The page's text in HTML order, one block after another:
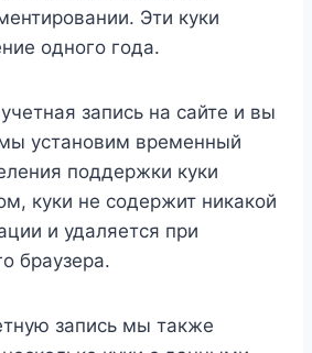
Эти куки
одного года.
запись на сайте и вы
установим временный
поддержки куки
куки не содержит никакой
и удаляется при
браузера.
запись мы также